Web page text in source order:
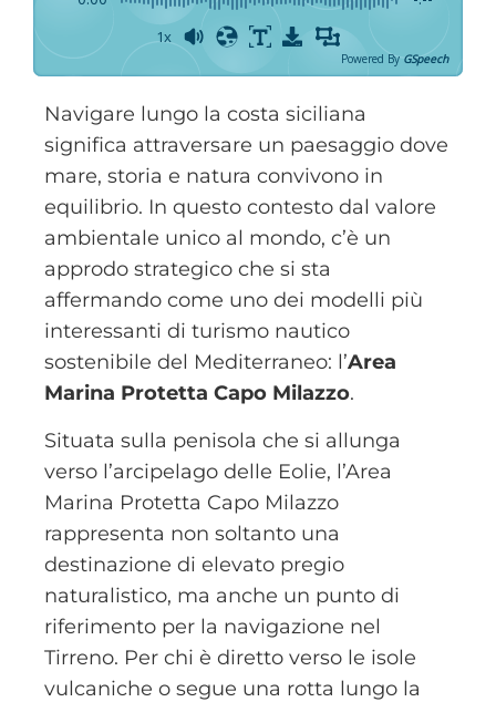
1x
Powered By GSpeech
Navigare lungo la costa siciliana
significa attraversare un paesaggio dove
mare, storia e natura convivono in
equilibrio. In questo contesto dal valore
ambientale unico al mondo, c’è un
approdo strategico che si sta
affermando come uno dei modelli più
interessanti di turismo nautico
sostenibile del Mediterraneo: l’Area
Marina Protetta Capo Milazzo.
Situata sulla penisola che si allunga
verso l’arcipelago delle Eolie, l’Area
Marina Protetta Capo Milazzo
rappresenta non soltanto una
destinazione di elevato pregio
naturalistico, ma anche un punto di
riferimento per la navigazione nel
Tirreno. Per chi è diretto verso le isole
vulcaniche o segue una rotta lungo la